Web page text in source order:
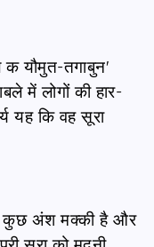
यौमुत-तगाबुन'
में लोगों की हार-
यह कि वह सूरा
कुछ अंश मक्की है और